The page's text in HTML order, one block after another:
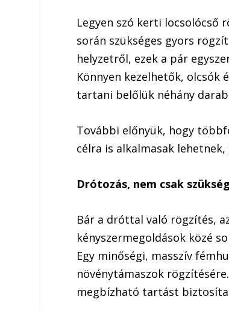
Legyen szó kerti locsolócső
során szükséges gyors
helyzetről, ezek a pár
Könnyen kezelhetők, olcsók
tartani belőlük néhány
További előnyük, hogy
célra is alkalmasak
Drótozás, nem csak
Bár a dróttal való rögzítés,
kényszermegoldások közé
Egy minőségi, masszív
növénytámaszok
megbízható tartást